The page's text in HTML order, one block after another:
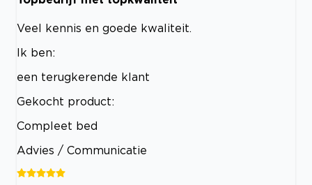
Veel kennis en goede kwaliteit.
Ik ben:
een terugkerende klant
Gekocht product:
Compleet bed
Advies / Communicatie